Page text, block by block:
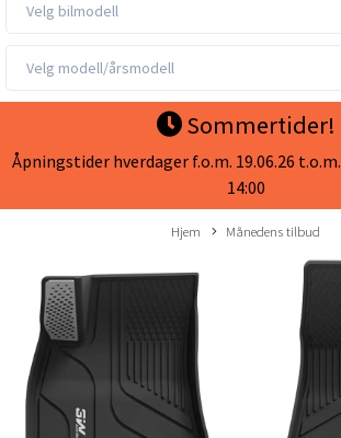
Velg bilmodell
Velg modell/årsmodell
Sommertider!
Åpningstider hverdager f.o.m. 19.06.26 t.o.m.
14:00
Hjem Månedens tilbud